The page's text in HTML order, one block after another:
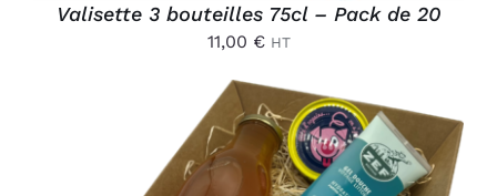
Valisette 3 bouteilles 75cl – Pack de 20
11,00 € HT